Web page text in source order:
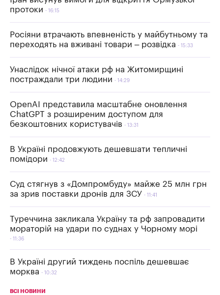
протоки
16:15
Росіяни втрачають впевненість у майбутньому та
переходять на вживані товари – розвідка
15:33
Унаслідок нічної атаки рф на Житомирщині
постраждали три людини
14:29
OpenAI представила масштабне оновлення
ChatGPT з розширеним доступом для
безкоштовних користувачів
13:31
В Україні продовжують дешевшати тепличні
помідори
12:42
Суд стягнув з «Домпромбуду» майже 25 млн грн
за зрив поставки дронів для ЗСУ
11:41
Туреччина закликала Україну та рф запровадити
мораторій на удари по суднах у Чорному морі
11:36
В Україні другий тиждень поспіль дешевшає
морква
10:32
ВСІ НОВИНИ